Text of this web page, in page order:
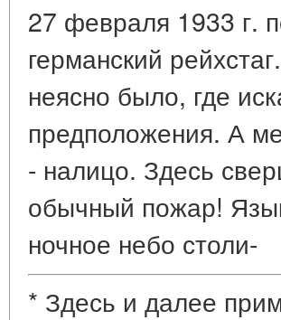
27 февраля 1933 г.
германский
неясно было, где
предположения. А
- налицо. Здесь
обычный пожар!
ночное небо столи-
* Здесь и далее